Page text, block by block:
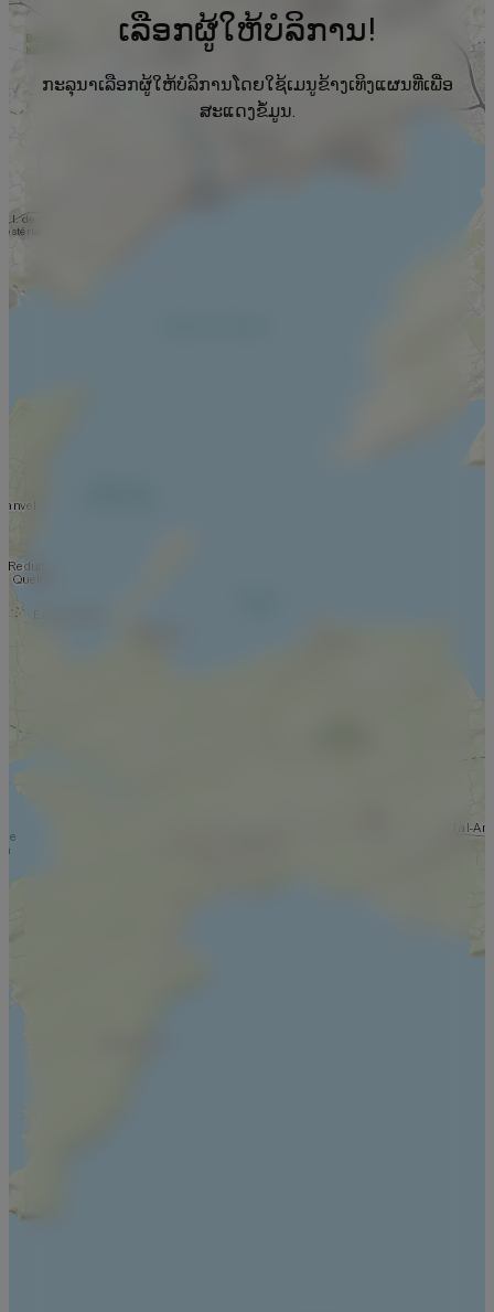
ເລືອກຜູ້ໃຫ້ບໍລິການ!
ກະລຸນາເລືອກຜູ້ໃຫ້ບໍລິການໂດຍໃຊ້ເມນູຂ້າງເທິງແຜນທີ່ເພື່ອ
ສະແດງຂໍ້ມູນ.